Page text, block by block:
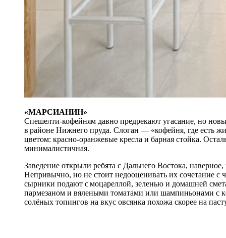
«МАРСИАНИН»
Спешелти-кофейням давно предрекают угасание, но
в районе Нижнего пруда. Слоган — «кофейня, где есть
цветом: красно-оранжевые кресла и барная стойка.
минималистичная.
Заведение открыли ребята с Дальнего Востока,
Непривычно, но не стоит недооценивать их сочетание
сырники подают с моцареллой, зеленью и домашней
пармезаном и вялеными томатами или шампиньонами с
солёных топингов на вкус овсянка похожа скорее на